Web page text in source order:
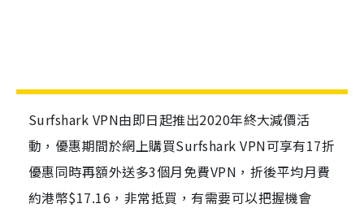
Surfshark VPN由即日起推出2020年終大減價活
動，優惠期間於網上購買Surfshark VPN可享有17折
優惠同時再額外送多3個月免費VPN，折後平均月費
約港幣$17.16，非常抵買，有需要可以把握機會